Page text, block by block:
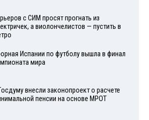
с СИМ просят прогнать из
а виолончелистов — пустить в
Испании по футболу вышла в финал
мира
внесли законопроект о расчете
пенсии на основе МРОТ